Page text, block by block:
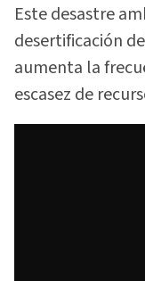
Este desastre
desertificación
aumenta la
escasez de